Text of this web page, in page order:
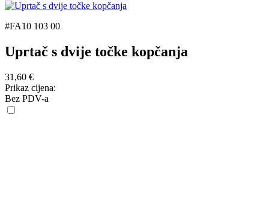
#FA10 103 00
Uprtač s dvije točke kopčanja
31,60 €
Prikaz cijena:
Bez PDV-a